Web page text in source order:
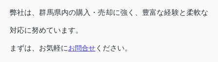
弊社は、群馬県内の購入・売却に強く、豊富な経験と柔軟な
対応に努めています。
まずは、お気軽にお問合せ ください。